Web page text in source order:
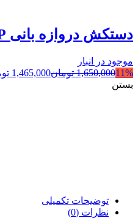
دستکش دروازه بانی SP
موجود در انبار
11%
1,650,000 تومان1,465,000
بستن
توضیحات تکمیلی
نظرات (0)